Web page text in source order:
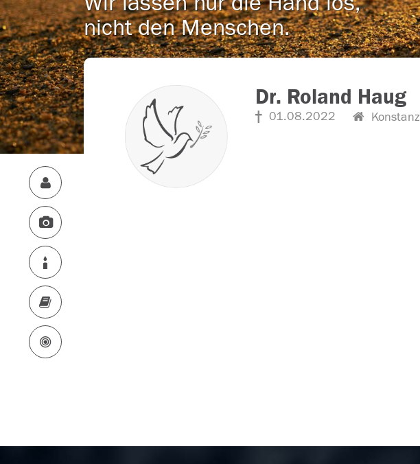
nicht den Menschen.
Dr. Roland Haug
01.08.2022 Konstanz